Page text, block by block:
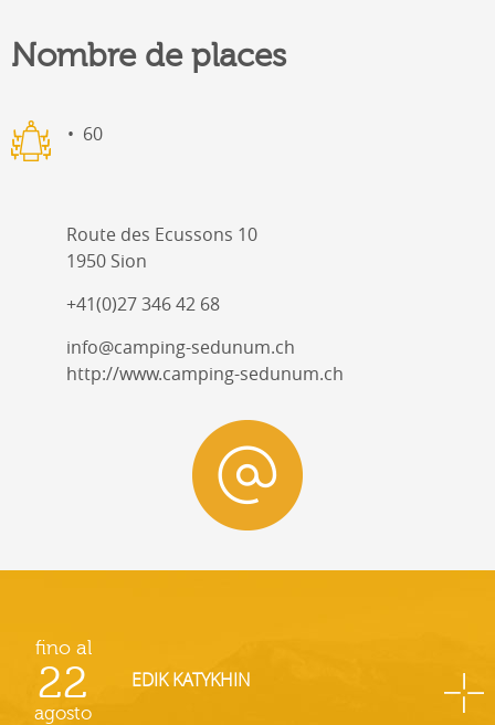
Nombre de places
60
Route des Ecussons 10
1950 Sion
+41(0)27 346 42 68
info@camping-sedunum.ch
http://www.camping-sedunum.ch
fino al
22
agosto
EDIK KATYKHIN